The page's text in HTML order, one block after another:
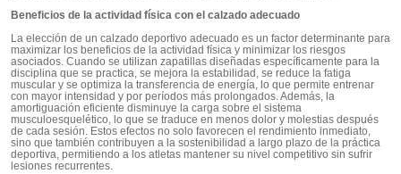
Beneficios de la actividad física con el calzado adecuado
La elección de un calzado deportivo adecuado es un factor determinante para
maximizar los beneficios de la actividad física y minimizar los riesgos
asociados. Cuando se utilizan zapatillas diseñadas específicamente para la
disciplina que se practica, se mejora la estabilidad, se reduce la fatiga
muscular y se optimiza la transferencia de energía, lo que permite entrenar
con mayor intensidad y por períodos más prolongados. Además, la
amortiguación eficiente disminuye la carga sobre el sistema
musculoesquelético, lo que se traduce en menos dolor y molestias después
de cada sesión. Estos efectos no solo favorecen el rendimiento inmediato,
sino que también contribuyen a la sostenibilidad a largo plazo de la práctica
deportiva, permitiendo a los atletas mantener su nivel competitivo sin sufrir
lesiones recurrentes.​